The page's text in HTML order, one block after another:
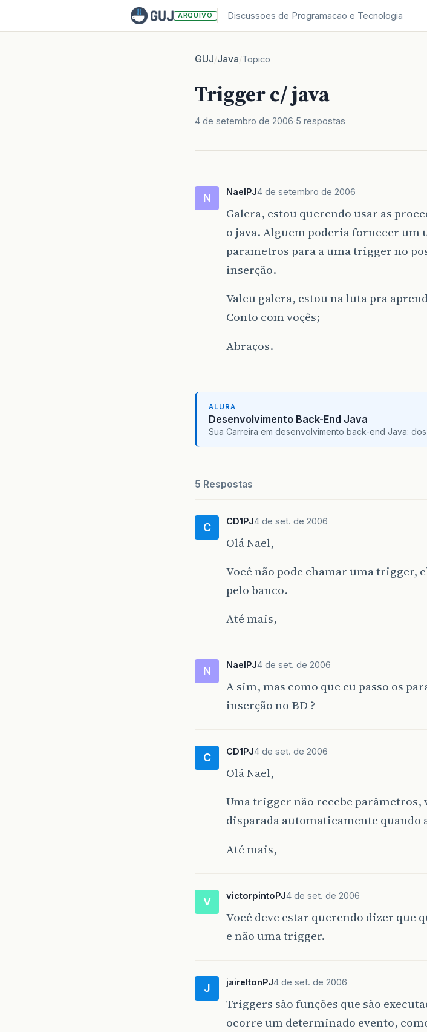
ARQUIVO Discussoes de Programacao e Tecnologia
GUJ/Java/Topico
Trigger c/ java
4 de setembro de 2006 5 respostas
N NaelPJ4 de setembro de 2006
Galera, estou querendo usar as
o java. Alguem poderia fornecer um
parametros para a uma trigger no
inserção.
Valeu galera, estou na luta pra
Conto com voçês;
Abraços.
ALURA
Desenvolvimento Back-End Java
Sua Carreira em desenvolvimento back-end Java:
5 Respostas
C CD1PJ4 de set. de 2006
Olá Nael,
Você não pode chamar uma trigger,
pelo banco.
Até mais,
N NaelPJ4 de set. de 2006
A sim, mas como que eu passo os
inserção no BD ?
C CD1PJ4 de set. de 2006
Olá Nael,
Uma trigger não recebe parâmetros,
disparada automaticamente quando
Até mais,
V victorpintoPJ4 de set. de 2006
Você deve estar querendo dizer que
e não uma trigger.
J jaireltonPJ4 de set. de 2006
Triggers são funções que são
ocorre um determinado evento,